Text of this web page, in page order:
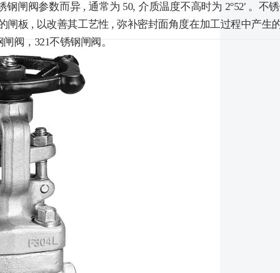
闸阀参数而异 , 通常为 50, 介质温度不高时为 2°52' 。不
板 , 以改善其工艺性 , 弥补密封面角度在加工过程中产生
阀，321不锈钢闸阀。